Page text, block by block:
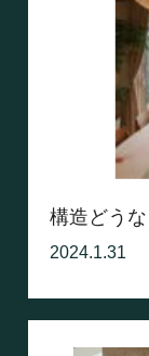
構造どう
2024.1.31